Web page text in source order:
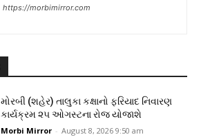
https://morbimirror.com
મોરબી (શહેર) તાલુકા કક્ષાનો ફરિયાદ નિવારણ
કાર્યક્રમ ૨૫ ઓગસ્ટના રોજ યોજાશે
Morbi Mirror - August 8, 2026 9:50 am